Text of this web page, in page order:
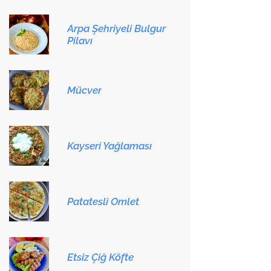
Arpa Şehriyeli Bulgur
Pilavı
Mücver
Kayseri Yağlaması
Patatesli Omlet
Etsiz Çiğ Köfte